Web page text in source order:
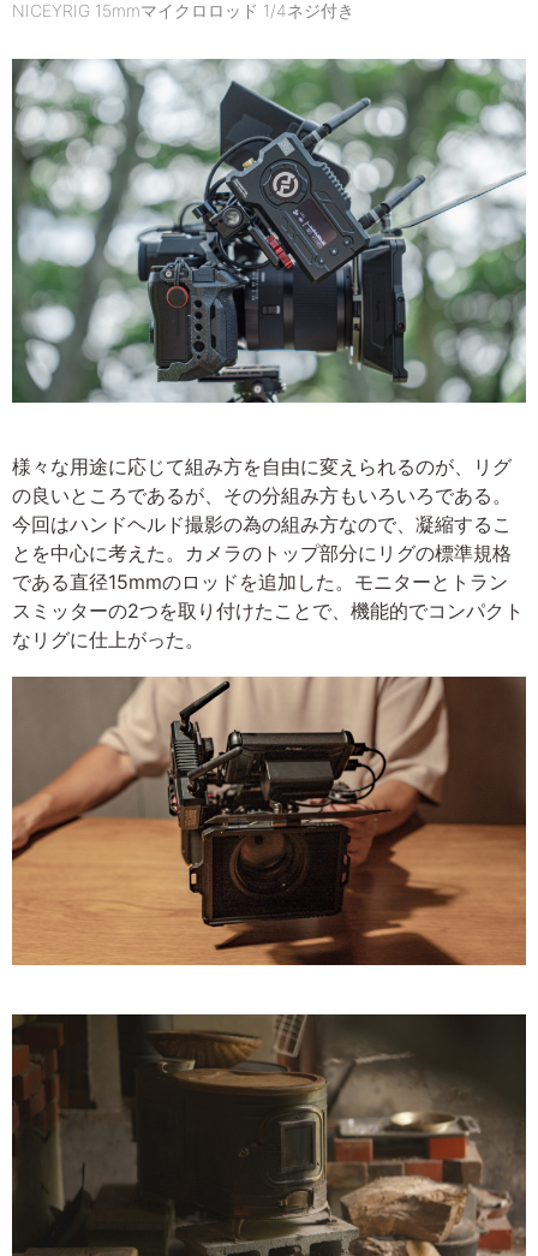
NICEYRIG 15mmマイクロロッド 1/4ネジ付き
様々な用途に応じて組み方を自由に変えられるのが、リグ
の良いところであるが、その分組み方もいろいろである。
今回はハンドヘルド撮影の為の組み方なので、凝縮するこ
とを中心に考えた。カメラのトップ部分にリグの標準規格
である直径15mmのロッドを追加した。モニターとトラン
スミッターの2つを取り付けたことで、機能的でコンパクト
なリグに仕上がった。